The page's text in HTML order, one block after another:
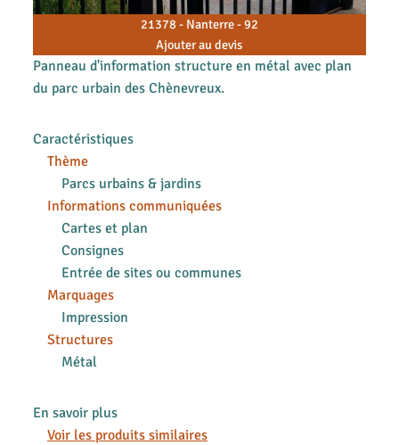
21378 - Nanterre - 92
Ajouter au devis
Panneau d'information structure en métal avec plan
du parc urbain des Chènevreux.
Caractéristiques
Thème
Parcs urbains & jardins
Informations communiquées
Cartes et plan
Consignes
Entrée de sites ou communes
Marquages
Impression
Structures
Métal
En savoir plus
Voir les produits similaires